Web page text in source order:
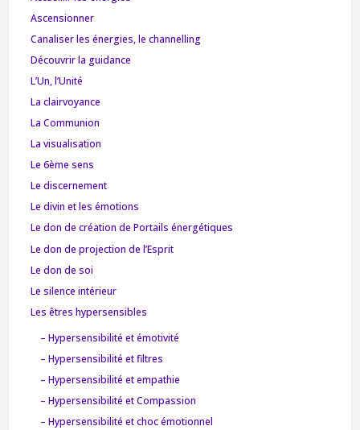
Ascensionner
Canaliser les énergies, le channelling
Découvrir la guidance
L’Un, l’Unité
La clairvoyance
La Communion
La visualisation
Le 6ème sens
Le discernement
Le divin et les émotions
Le don de création de Portails énergétiques
Le don de projection de l’Esprit
Le don de soi
Le silence intérieur
Les êtres hypersensibles
– Hypersensibilité et émotivité
– Hypersensibilité et filtres
– Hypersensibilité et empathie
– Hypersensibilité et Compassion
– Hypersensibilité et choc émotionnel